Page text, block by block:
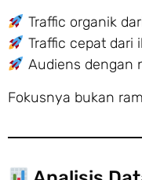
Traffic organik
Traffic cepat dari
Audiens dengan
Fokusnya bukan